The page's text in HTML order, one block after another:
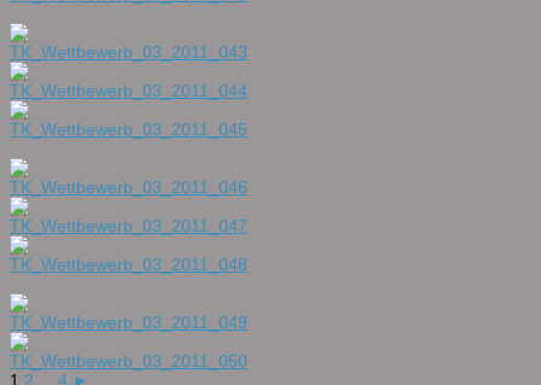
1 2 4 ►